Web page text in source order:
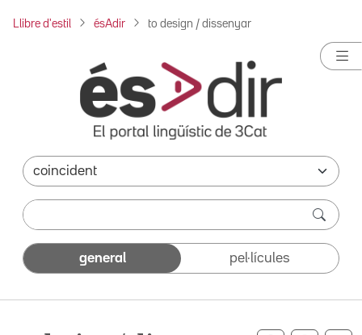
Llibre d'estil ésAdir to design / dissenyar
general pel·lícules